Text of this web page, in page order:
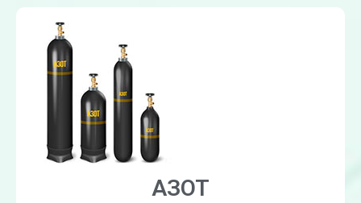
АЗОТ